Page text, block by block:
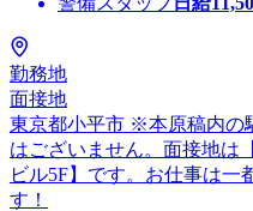
勤務地
面接地
東京都小平市 ※本原稿内の
はございません。面接地は
ビル5F】です。お仕事は一
す！